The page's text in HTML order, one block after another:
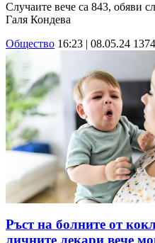
Случаите вече са 843, обяви
Галя Кондева
Общество 16:23 | 08.05.24
Ръст на болните от
личните лекари вече